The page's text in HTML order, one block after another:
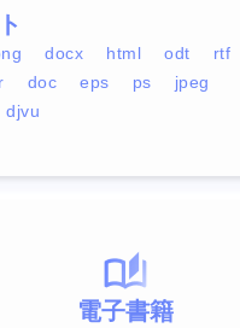
docx html odt
rtf
doc eps ps
jpeg
djvu
電子書籍